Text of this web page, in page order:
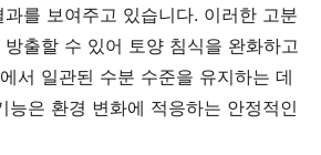
를 보여주고 있습니다. 이러한 고분
출할 수 있어 토양 침식을 완화하고
서 일관된 수분 수준을 유지하는 데
능은 환경 변화에 적응하는 안정적인